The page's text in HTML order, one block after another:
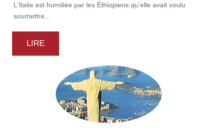
L'Italie est humiliée par les Éthiopiens qu'elle avait voulu
soumettre...
LIRE